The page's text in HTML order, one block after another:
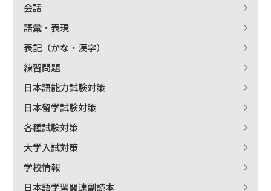
会話
語彙・表現
表記（かな・漢字）
練習問題
日本語能力試験対策
日本留学試験対策
各種試験対策
大学入試対策
学校情報
日本語学習関連副読本